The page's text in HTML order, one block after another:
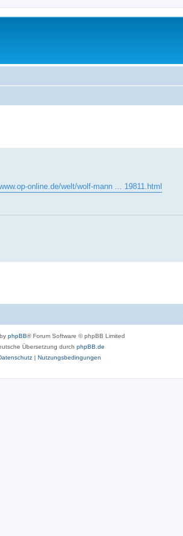
online.de/welt/wolf-mann ... 19811.html
phpBB® Forum Software © phpBB Limited
Übersetzung durch phpBB.de
| Nutzungsbedingungen